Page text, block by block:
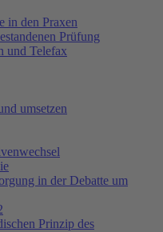
in den Praxen
Prüfung
und Telefax
umsetzen
in der Debatte um
Prinzip des